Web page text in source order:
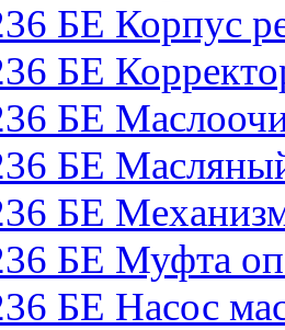
БЕ Корпус
БЕ
БЕ
БЕ Масляный
БЕ Механизм
БЕ Муфта
БЕ Насос